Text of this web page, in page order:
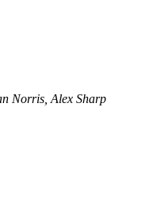
Norris, Alex Sharp